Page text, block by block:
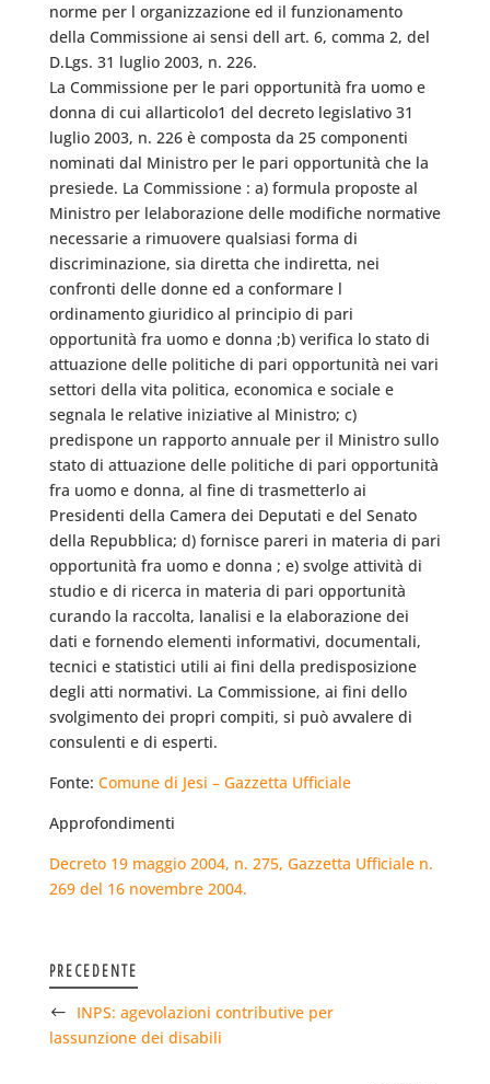
norme per l organizzazione ed il funzionamento
della Commissione ai sensi dell art. 6, comma 2, del
D.Lgs. 31 luglio 2003, n. 226.
La Commissione per le pari opportunità fra uomo e
donna di cui allarticolo1 del decreto legislativo 31
luglio 2003, n. 226 è composta da 25 componenti
nominati dal Ministro per le pari opportunità che la
presiede. La Commissione : a) formula proposte al
Ministro per lelaborazione delle modifiche normative
necessarie a rimuovere qualsiasi forma di
discriminazione, sia diretta che indiretta, nei
confronti delle donne ed a conformare l
ordinamento giuridico al principio di pari
opportunità fra uomo e donna ;b) verifica lo stato di
attuazione delle politiche di pari opportunità nei vari
settori della vita politica, economica e sociale e
segnala le relative iniziative al Ministro; c)
predispone un rapporto annuale per il Ministro sullo
stato di attuazione delle politiche di pari opportunità
fra uomo e donna, al fine di trasmetterlo ai
Presidenti della Camera dei Deputati e del Senato
della Repubblica; d) fornisce pareri in materia di pari
opportunità fra uomo e donna ; e) svolge attività di
studio e di ricerca in materia di pari opportunità
curando la raccolta, lanalisi e la elaborazione dei
dati e fornendo elementi informativi, documentali,
tecnici e statistici utili ai fini della predisposizione
degli atti normativi. La Commissione, ai fini dello
svolgimento dei propri compiti, si può avvalere di
consulenti e di esperti.
Fonte: Comune di Jesi – Gazzetta Ufficiale
Approfondimenti
Decreto 19 maggio 2004, n. 275, Gazzetta Ufficiale n.
269 del 16 novembre 2004.
PRECEDENTE
INPS: agevolazioni contributive per
lassunzione dei disabili